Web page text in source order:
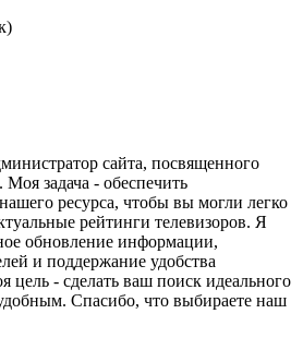
сайта, посвященного
Моя задача - обеспечить
ресурса, чтобы вы могли легко
рейтинги телевизоров. Я
обновление информации,
и поддержание удобства
цель - сделать ваш поиск идеального
Спасибо, что выбираете наш